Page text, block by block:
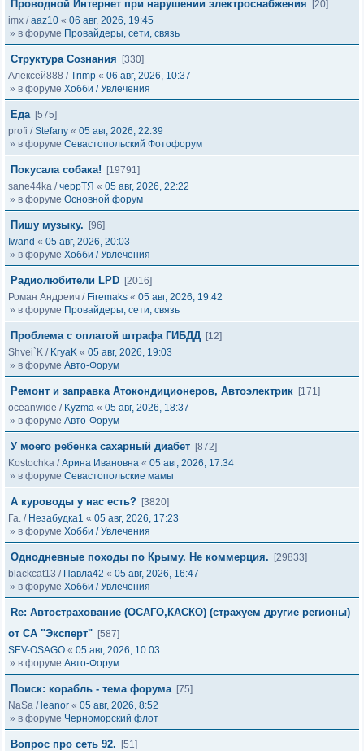
Проводной Интернет при нарушении электроснабжения
[20]
imx /aaz10 « 06 авг, 2026, 19:45
» в форуме Провайдеры, сети, связь
Структура Сознания
[330]
Алексей888 /Trimp « 06 авг, 2026, 10:37
» в форуме Хобби / Увлечения
Еда [575]
profi /Stefany « 05 авг, 2026, 22:39
» в форуме Севастопольский Фотофорум
Покусала собака!
[19791]
sane44ka /черрТЯ « 05 авг, 2026, 22:22
» в форуме Основной форум
Пишу музыку.
[96]
Iwand « 05 авг, 2026, 20:03
» в форуме Хобби / Увлечения
Радиолюбители LPD [2016]
Роман Андреич / Firemaks « 05 авг, 2026, 19:42
» в форуме Провайдеры, сети, связь
Проблема с оплатой штрафа ГИБДД [12]
Shvei`K / KryaK « 05 авг, 2026, 19:03
» в форуме Авто-Форум
Ремонт и заправка Атокондиционеров, Автоэлектрик [171]
oceanwide / Kyzma « 05 авг, 2026, 18:37
» в форуме Авто-Форум
У моего ребенка сахарный диабет [872]
Kostochka /Арина Ивановна « 05 авг, 2026, 17:34
» в форуме Севастопольские мамы
А куроводы у нас есть? [3820]
Га. / Незабудка1 « 05 авг, 2026, 17:23
» в форуме Хобби / Увлечения
Однодневные походы по Крыму. Не коммерция.
[29833]
blackcat13 / Павла42 « 05 авг, 2026, 16:47
» в форуме Хобби / Увлечения
Re: Автострахование (ОСАГО,КАСКО) (страхуем другие регионы)
от СА "Эксперт" [587]
SEV-OSAGO « 05 авг, 2026, 10:03
» в форуме Авто-Форум
Поиск: корабль - тема форума [75]
NaSa / leanor « 05 авг, 2026, 8:52
» в форуме Черноморский флот
Вопрос про сеть 92.
[51]